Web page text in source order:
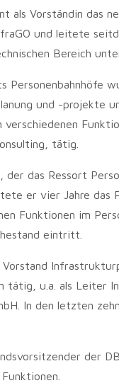
als Vorständin das
und leitete
Bereich
Personenbahnhöfe
und -projekte
verschiedenen
tätig.
, der das Ressort
er vier Jahre
Funktionen im
eintritt.
tätig, u.a. als Leiter
In den letzten
der